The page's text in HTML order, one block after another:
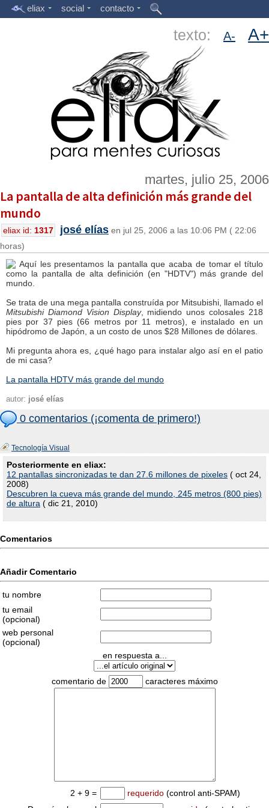
eliax social contacto
texto: A- A+
martes, julio 25, 2006
La pantalla de alta definición más grande del
mundo
eliax id: 1317 josé elías en jul 25, 2006 a las 10:06 PM ( 22:06
horas)
Aquí les presentamos la pantalla que acaba de tomar el título
como la pantalla de alta definición (en "HDTV") más grande del
mundo.
Se trata de una mega pantalla construída por Mitsubishi, llamado el
Mitsubishi Diamond Vision Display, midiendo unos colosales 218
pies por 37 pies (66 metros por 11 metros), e instalado en un
hipódromo de Japón, a un costo de unos $28 Millones de dólares.
Mi pregunta ahora es, ¿qué hago para instalar algo así en el patio
de mi casa?
La pantalla HDTV más grande del mundo
autor: josé elías
0 comentarios (¡comenta de primero!)
Tecnología Visual
Posteriormente en eliax:
12 pantallas sincronizadas te dan 27.6 millones de pixeles ( oct 24,
2008)
Descubren la cueva más grande del mundo, 245 metros (800 pies)
de altura ( dic 21, 2010)
Comentarios
Añadir Comentario
tu nombre
tu email
(opcional)
web personal
(opcional)
en respuesta a...
comentario de caracteres máximo
2 + 9 = requerido (control anti-SPAM)